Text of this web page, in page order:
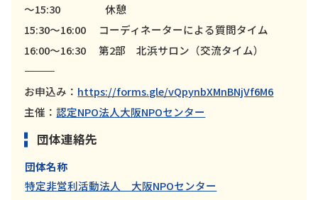
～15:30 休憩
15:30～16:00 コーディネーターによる質問タイム
16:00～16:30 第2部 北浜サロン（交流タイム）
――――――――――
お申込み： https://forms.gle/vQpynbXMnBNjVf6M6
主催：認定NPO法人大阪NPOセンター
団体連絡先
団体名称
特定非営利活動法人 大阪NPOセンター